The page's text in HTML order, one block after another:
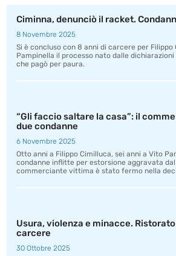
Ciminna, denunciò il racket.
8 Novembre 2025
Si è concluso con 8 anni di carcere per Filippo
Pampinella il processo nato dalle dichiarazioni
che pagò per paura.
“Gli faccio saltare la casa”: il
due condanne
6 Novembre 2025
Otto anni a Filippo Cimilluca, sei anni a Vito
condanne inflitte per estorsione aggravata
commerciante vittima è stato fermo nella
Usura, violenza e minacce.
carcere
30 Ottobre 2025